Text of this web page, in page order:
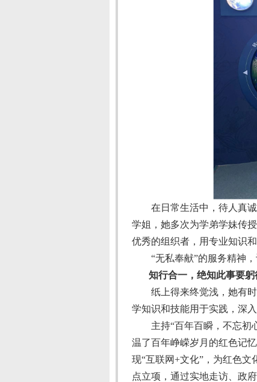
在日常生活中，待人真
学姐，她多次为学弟学妹传
优秀的组织者，用专业知识
“无私奉献”的服务精神
知行合一，绝知此事要躬
纸上得来终觉浅，她有
学知识和技能用于实践，深
主持“百年百瞬，不忘
温了百年峥嵘岁月的红色记
现“互联网+文化”，为红色文
点立项，通过实地走访、政